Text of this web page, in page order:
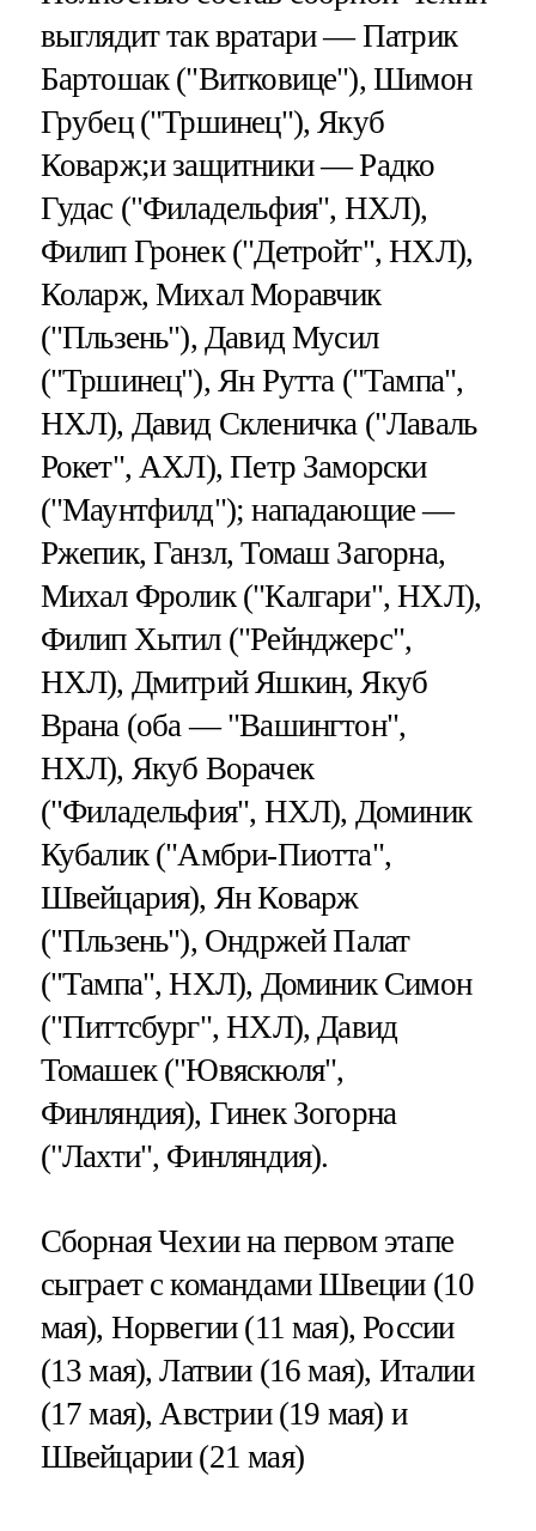
выглядит так вратари — Патрик
Бартошак ("Витковице"), Шимон
Грубец ("Тршинец"), Якуб
Коварж;и защитники — Радко
Гудас ("Филадельфия", НХЛ),
Филип Гронек ("Детройт", НХЛ),
Коларж, Михал Моравчик
("Пльзень"), Давид Мусил
("Тршинец"), Ян Рутта ("Тампа",
НХЛ), Давид Скленичка ("Лаваль
Рокет", АХЛ), Петр Заморски
("Маунтфилд"); нападающие —
Ржепик, Ганзл, Томаш Загорна,
Михал Фролик ("Калгари", НХЛ),
Филип Хытил ("Рейнджерс",
НХЛ), Дмитрий Яшкин, Якуб
Врана (оба — "Вашингтон",
НХЛ), Якуб Ворачек
("Филадельфия", НХЛ), Доминик
Кубалик ("Амбри-Пиотта",
Швейцария), Ян Коварж
("Пльзень"), Ондржей Палат
("Тампа", НХЛ), Доминик Симон
("Питтсбург", НХЛ), Давид
Томашек ("Ювяскюля",
Финляндия), Гинек Зогорна
("Лахти", Финляндия).
Сборная Чехии на первом этапе
сыграет с командами Швеции (10
мая), Норвегии (11 мая), России
(13 мая), Латвии (16 мая), Италии
(17 мая), Австрии (19 мая) и
Швейцарии (21 мая)